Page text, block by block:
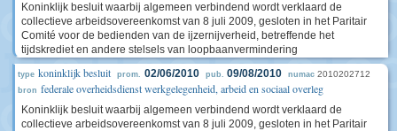
Koninklijk besluit waarbij algemeen verbindend wordt verklaard de
collectieve arbeidsovereenkomst van 8 juli 2009, gesloten in het Paritair
Comité voor de bedienden van de ijzernijverheid, betreffende het
tijdskrediet en andere stelsels van loopbaanvermindering
type koninklijk besluit prom. 02/06/2010 pub. 09/08/2010 numac 2010202712
bron federale overheidsdienst werkgelegenheid, arbeid en sociaal overleg
Koninklijk besluit waarbij algemeen verbindend wordt verklaard de
collectieve arbeidsovereenkomst van 8 juli 2009, gesloten in het Paritair